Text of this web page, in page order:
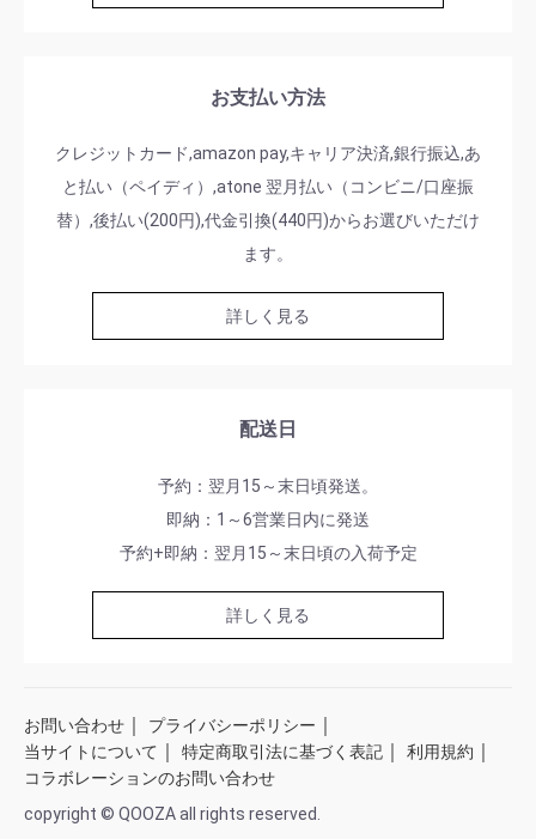
お支払い方法
クレジットカード,amazon pay,キャリア決済,銀行振込,あ
と払い（ペイディ）,atone 翌月払い（コンビニ/口座振
替）,後払い(200円),代金引換(440円)からお選びいただけ
ます。
詳しく見る
配送日
予約：翌月15～末日頃発送。
即納：1～6営業日内に発送
予約+即納：翌月15～末日頃の入荷予定
詳しく見る
お問い合わせ プライバシーポリシー
当サイトについて 特定商取引法に基づく表記 利用規約
コラボレーションのお問い合わせ
copyright © QOOZA all rights reserved.